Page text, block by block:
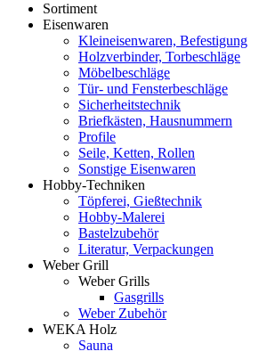
Sortiment
Eisenwaren
Kleineisenwaren, Befestigung
Holzverbinder, Torbeschläge
Möbelbeschläge
Tür- und Fensterbeschläge
Sicherheitstechnik
Briefkästen, Hausnummern
Profile
Seile, Ketten, Rollen
Sonstige Eisenwaren
Hobby-Techniken
Töpferei, Gießtechnik
Hobby-Malerei
Bastelzubehör
Literatur, Verpackungen
Weber Grill
Weber Grills
Gasgrills
Weber Zubehör
WEKA Holz
Sauna